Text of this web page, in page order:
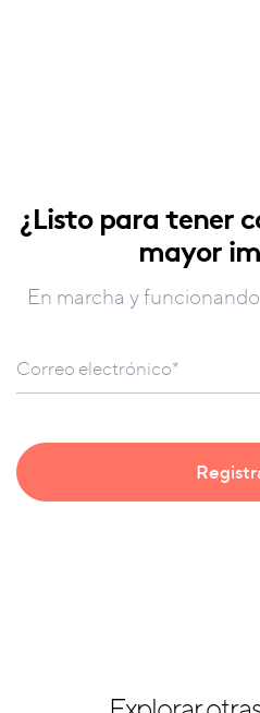
¿Listo para tener
mayor
En marcha y